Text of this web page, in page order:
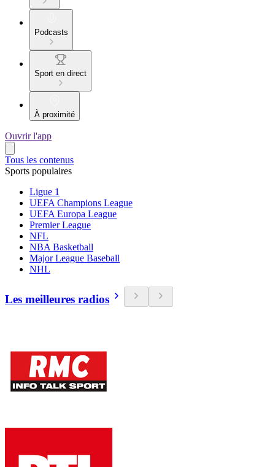
Podcasts
Sport en direct
À proximité
Ouvrir l'app
Tous les contenus
Sports populaires
Ligue 1
UEFA Champions League
UEFA Europa League
Premier League
NFL
NBA Basketball
Major League Baseball
NHL
Les meilleures radios